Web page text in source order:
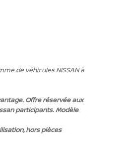
de véhicules NISSAN à
Offre réservée aux
participants. Modèle
hors pièces